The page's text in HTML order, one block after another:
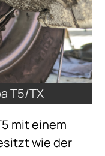
T5/TX
mit einem
wie der